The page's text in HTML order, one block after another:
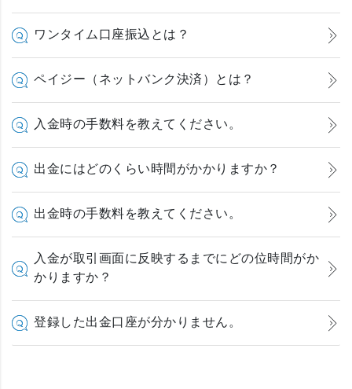
ワンタイム口座振込とは？
ペイジー（ネットバンク決済）とは？
入金時の手数料を教えてください。
出金にはどのくらい時間がかかりますか？
出金時の手数料を教えてください。
入金が取引画面に反映するまでにどの位時間がか
かりますか？
登録した出金口座が分かりません。